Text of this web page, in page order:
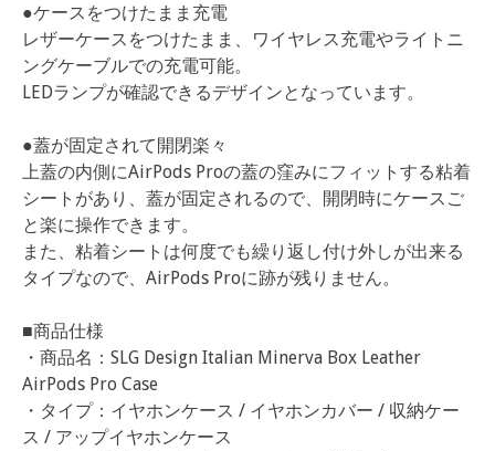
●ケースをつけたまま充電
レザーケースをつけたまま、ワイヤレス充電やライトニ
ングケーブルでの充電可能。
LEDランプが確認できるデザインとなっています。
●蓋が固定されて開閉楽々
上蓋の内側にAirPods Proの蓋の窪みにフィットする粘着
シートがあり、蓋が固定されるので、開閉時にケースご
と楽に操作できます。
また、粘着シートは何度でも繰り返し付け外しが出来る
タイプなので、AirPods Proに跡が残りません。
■商品仕様
・商品名：SLG Design Italian Minerva Box Leather
AirPods Pro Case
・タイプ：イヤホンケース / イヤホンカバー / 収納ケー
ス / アップイヤホンケース